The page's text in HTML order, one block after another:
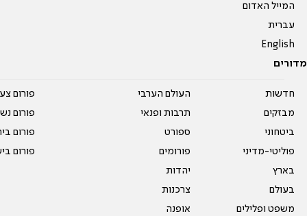
המייל האדום
עברית
English
מדורים
חדשות
מבזקים
ביטחוני
פוליטי-מדיני
בארץ
בעולם
משפט ופלילים
העולם הערבי
תרבות ופנאי
ספורט
פורומים
יהדות
צרכנות
אופנה
פורום
פורום
פורום
פורום